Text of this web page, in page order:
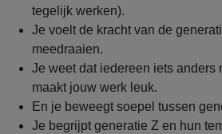
tegelijk werken).
Je voelt de kracht van de
meedraaien.
Je weet dat iedereen iets
maakt jouw werk leuk.
En je beweegt soepel tussen
Je begrijpt generatie Z en hun